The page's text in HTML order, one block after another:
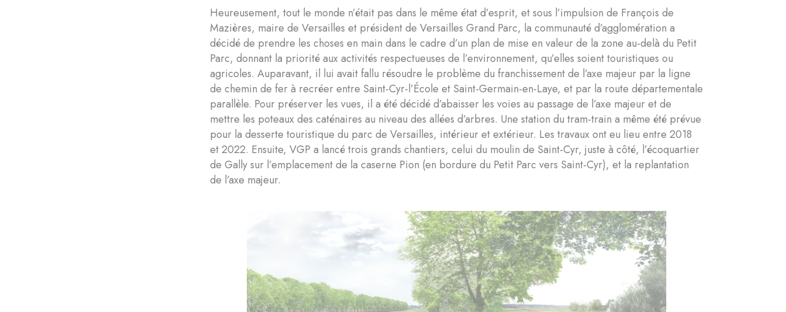
Heureusement, tout le monde n’était pas dans le même état d’esprit, et sous l’impulsion de François de
Mazières, maire de Versailles et président de Versailles Grand Parc, la communauté d’agglomération a
décidé de prendre les choses en main dans le cadre d’un plan de mise en valeur de la zone au-delà du Petit
Parc, donnant la priorité aux activités respectueuses de l’environnement, qu’elles soient touristiques ou
agricoles. Auparavant, il lui avait fallu résoudre le problème du franchissement de l’axe majeur par la ligne
de chemin de fer à recréer entre Saint-Cyr-l’École et Saint-Germain-en-Laye, et par la route départementale
parallèle. Pour préserver les vues, il a été décidé d’abaisser les voies au passage de l’axe majeur et de
mettre les poteaux des caténaires au niveau des allées d’arbres. Une station du tram-train a même été prévue
pour la desserte touristique du parc de Versailles, intérieur et extérieur. Les travaux ont eu lieu entre 2018
et 2022. Ensuite, VGP a lancé trois grands chantiers, celui du moulin de Saint-Cyr, juste à côté, l’écoquartier
de Gally sur l’emplacement de la caserne Pion (en bordure du Petit Parc vers Saint-Cyr), et la replantation
de l’axe majeur.